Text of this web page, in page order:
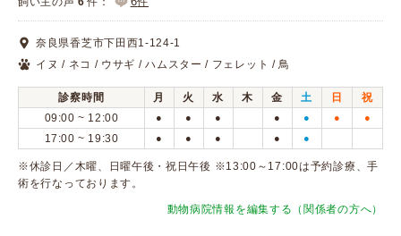
口コミ検索
Calooペットとは？
口コミ投稿
奈良県香芝市下田西1-124-1
イヌ / ネコ / ウサギ / ハムスター / フェレット / 鳥
診察時間 月 火 水 木 金 土 日
祝
09:00 ~ 12:00
● ● ● ● ● ● ●
17:00 ~ 19:30 ● ● ● ● ●
※休診日／木曜、日曜午後・祝日午後 ※13:00～17:00は予約診療、手
術を行なっております。
動物病院情報を編集する（関係者の方へ）